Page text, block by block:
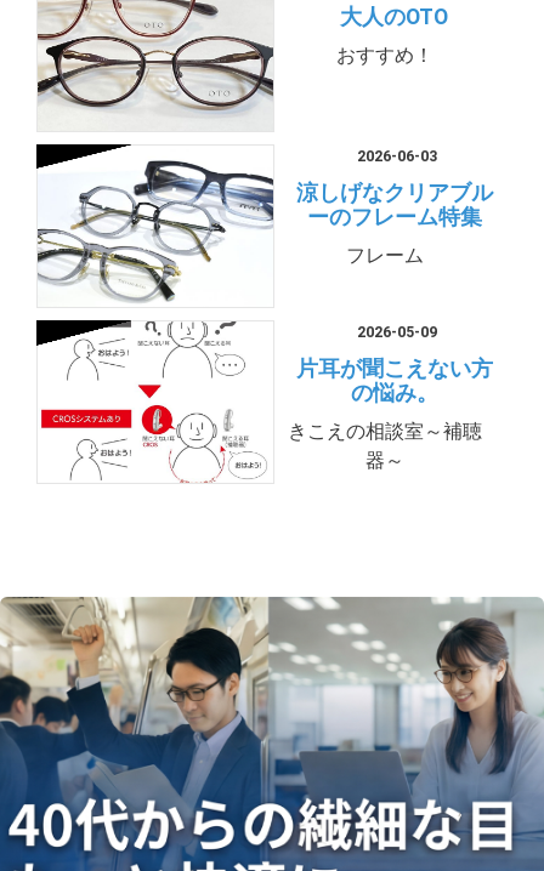
大人のOTO
おすすめ！
2026-06-03
涼しげなクリアブル
ーのフレーム特集
フレーム
2026-05-09
片耳が聞こえない方
の悩み。
きこえの相談室～補聴
器～